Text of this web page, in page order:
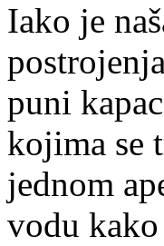
Iako je
puni
kojima se
jednom
vodu